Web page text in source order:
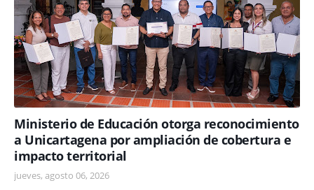
Ministerio de Educación otorga reconocimiento
a Unicartagena por ampliación de cobertura e
impacto territorial
jueves, agosto 06, 2026